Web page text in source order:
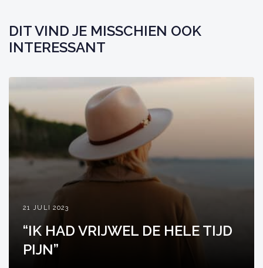
DIT VIND JE MISSCHIEN OOK
INTERESSANT
21 JULI 2023
“IK HAD VRIJWEL DE HELE TIJD
PIJN”